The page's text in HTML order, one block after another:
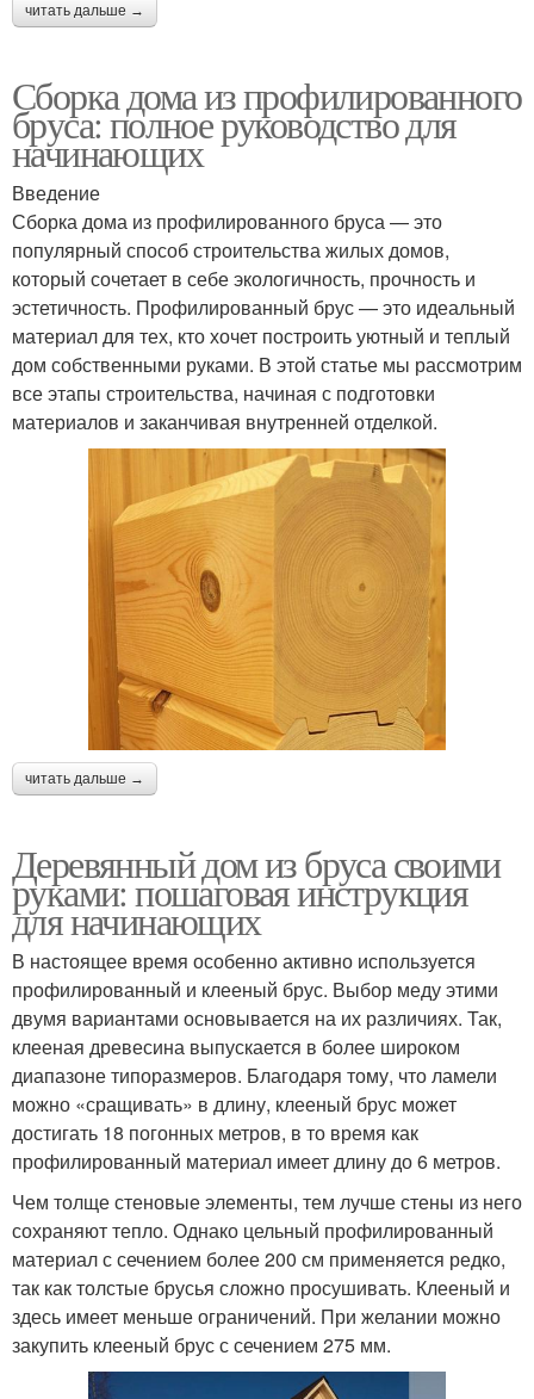
читать дальше →
Сборка дома из профилированного
бруса: полное руководство для
начинающих
Введение
Сборка дома из профилированного бруса — это
популярный способ строительства жилых домов,
который сочетает в себе экологичность, прочность и
эстетичность. Профилированный брус — это идеальный
материал для тех, кто хочет построить уютный и теплый
дом собственными руками. В этой статье мы рассмотрим
все этапы строительства, начиная с подготовки
материалов и заканчивая внутренней отделкой.
читать дальше →
Деревянный дом из бруса своими
руками: пошаговая инструкция
для начинающих
В настоящее время особенно активно используется
профилированный и клееный брус. Выбор меду этими
двумя вариантами основывается на их различиях. Так,
клееная древесина выпускается в более широком
диапазоне типоразмеров. Благодаря тому, что ламели
можно «сращивать» в длину, клееный брус может
достигать 18 погонных метров, в то время как
профилированный материал имеет длину до 6 метров.
Чем толще стеновые элементы, тем лучше стены из него
сохраняют тепло. Однако цельный профилированный
материал с сечением более 200 см применяется редко,
так как толстые брусья сложно просушивать. Клееный и
здесь имеет меньше ограничений. При желании можно
закупить клееный брус с сечением 275 мм.